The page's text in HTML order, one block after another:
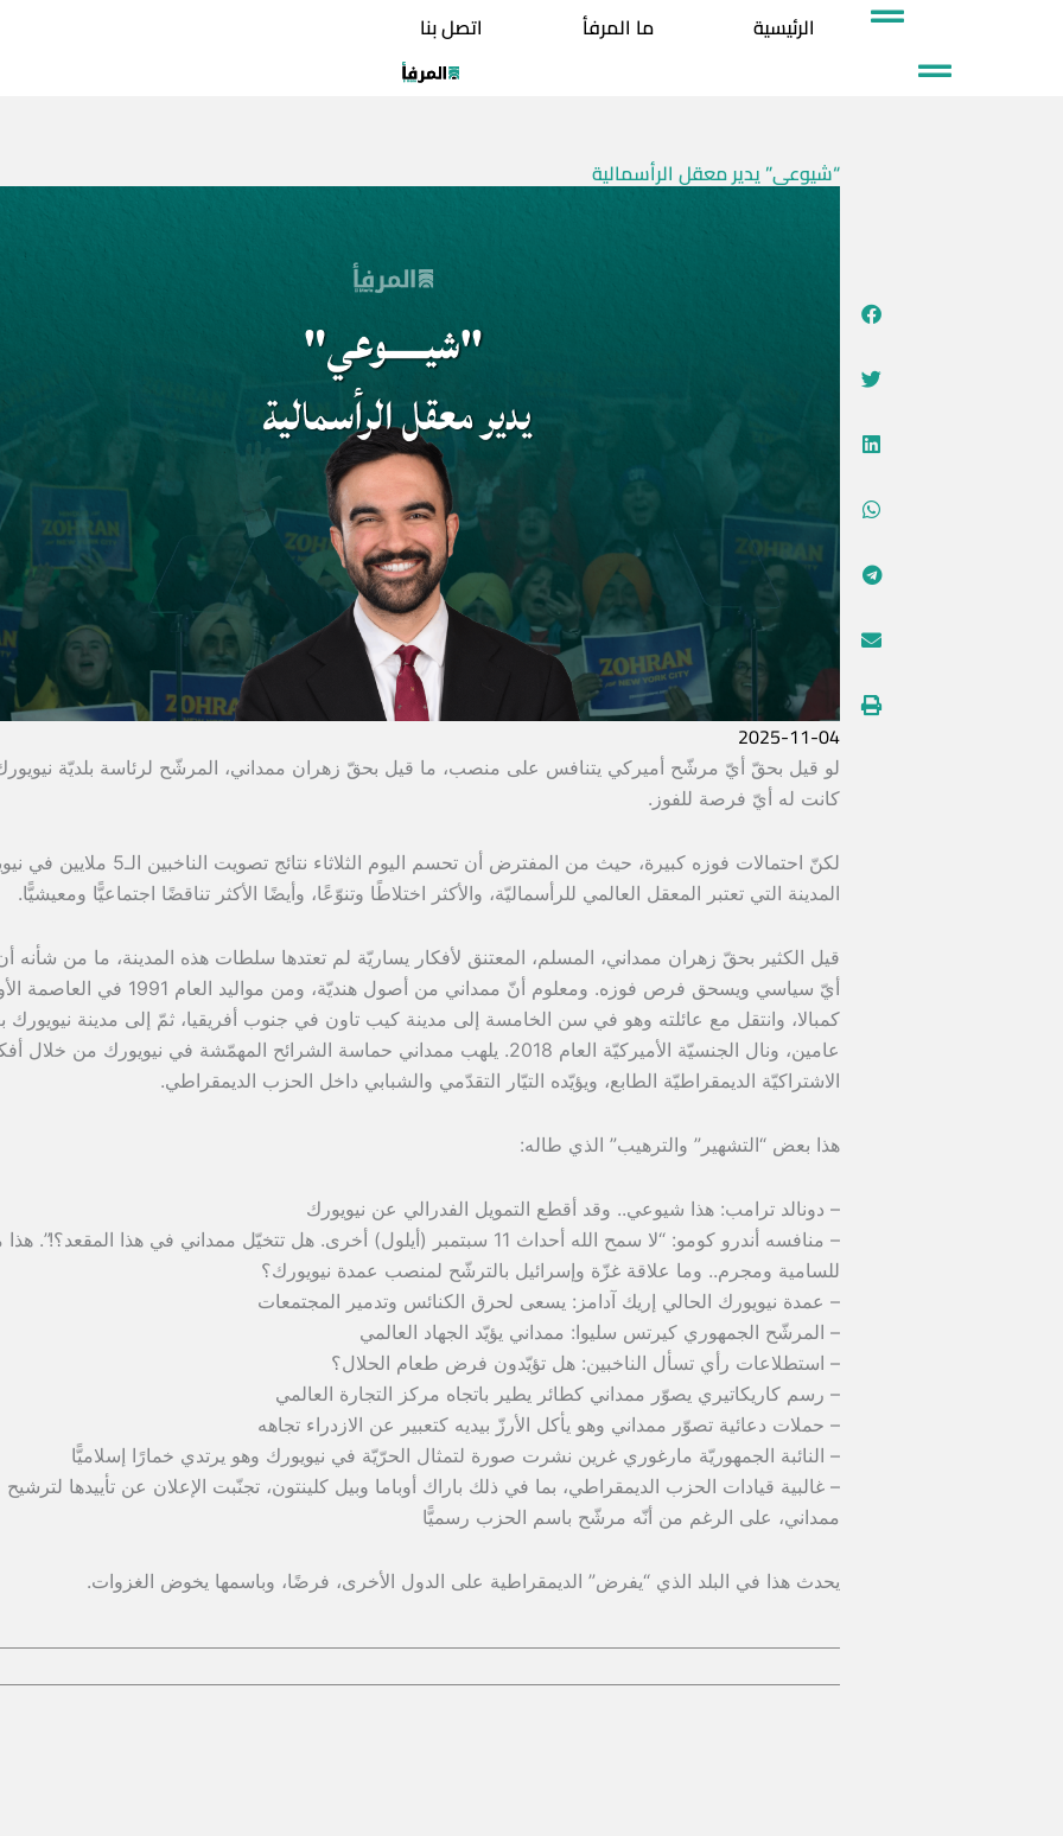
الرئيسية ما المرفأ اتصل بنا
“شيوعي” يدير معقل الرأسمالية
2025-11-04
لو قيل بحقّ أيّ مرشّح أميركي يتنافس على منصب، ما قيل بحقّ زهران ممداني، المرشّح لرئاسة بلديّة
كانت له أيّ فرصة للفوز.
لكنّ احتمالات فوزه كبيرة، حيث من المفترض أن تحسم اليوم الثلاثاء نتائج
المدينة التي تعتبر المعقل العالمي للرأسماليّة، والأكثر اختلاطًا وتنوّعًا، وأيضًا الأكثر تناقضًا اجتماعيًّا ومعيشيًّا.
قيل الكثير بحقّ زهران ممداني، المسلم، المعتنق لأفكار يساريّة لم تعتدها سلطات هذه المدينة، ما من شأنه
أيّ سياسي ويسحق فرص فوزه. ومعلوم أنّ ممداني من أصول هنديّة، ومن مواليد
كمبالا، وانتقل مع عائلته وهو في سن الخامسة إلى مدينة كيب تاون في جنوب أفريقيا، ثمّ إلى مدينة نيويورك
عامين، ونال الجنسيّة الأميركيّة العام 2018. يلهب ممداني حماسة الشرائح المهمّشة في نيويورك من خلال
الاشتراكيّة الديمقراطيّة الطابع، ويؤيّده التيّار التقدّمي والشبابي داخل الحزب الديمقراطي.
هذا بعض “التشهير” والترهيب” الذي طاله:
– دونالد ترامب: هذا شيوعي.. وقد أقطع التمويل الفدرالي عن نيويورك
– منافسه أندرو كومو: “لا سمح الله أحداث 11 سبتمبر (أيلول) أخرى. هل تتخيّل ممداني في هذا المقعد؟!”.
للسامية ومجرم.. وما علاقة غزّة وإسرائيل بالترشّح لمنصب عمدة نيويورك؟
– عمدة نيويورك الحالي إريك آدامز: يسعى لحرق الكنائس وتدمير المجتمعات
– المرشّح الجمهوري كيرتس سليوا: ممداني يؤيّد الجهاد العالمي
– استطلاعات رأي تسأل الناخبين: هل تؤيّدون فرض طعام الحلال؟
– رسم كاريكاتيري يصوّر ممداني كطائر يطير باتجاه مركز التجارة العالمي
– حملات دعائية تصوّر ممداني وهو يأكل الأرزّ بيديه كتعبير عن الازدراء تجاهه
– النائبة الجمهوريّة مارغوري غرين نشرت صورة لتمثال الحرّيّة في نيويورك وهو يرتدي خمارًا إسلاميًّا
– غالبية قيادات الحزب الديمقراطي، بما في ذلك باراك أوباما وبيل كلينتون، تجنّبت الإعلان عن تأييدها لترشيح
ممداني، على الرغم من أنّه مرشّح باسم الحزب رسميًّا
يحدث هذا في البلد الذي “يفرض” الديمقراطية على الدول الأخرى، فرضًا، وباسمها يخوض الغزوات.